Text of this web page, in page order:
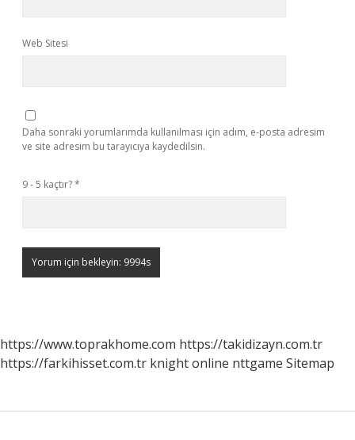
Web Sitesi
Daha sonraki yorumlarımda kullanılması için adım, e-posta adresim
ve site adresim bu tarayıcıya kaydedilsin.
9 - 5 kaçtır?*
https://www.toprakhome.com https://takidizayn.com.tr
https://farkihisset.com.tr knight online nttgame Sitemap